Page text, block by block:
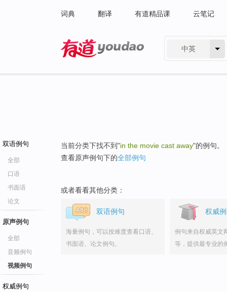
词典 翻译 有道精品课 云笔记
中英
双语例句
全部
口语
书面语
论文
原声例句
全部
音频例句
视频例句
权威例句
当前分类下找不到"in the movie cast away"的例句。
查看原声例句下的全部例句
或者看看其他分类：
双语例句
海量例句，可以按难度查看口语、
书面语、论文例句。
权威
例句来自权威英文
等，提供最专业的